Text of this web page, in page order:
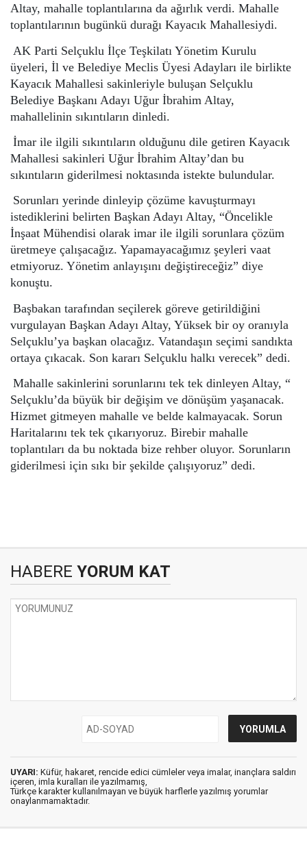
Altay, mahalle toplantılarına da ağırlık verdi. Mahalle
toplantılarının bugünkü durağı Kayacık Mahallesiydi.
AK Parti Selçuklu İlçe Teşkilatı Yönetim Kurulu
üyeleri, İl ve Belediye Meclis Üyesi Adayları ile birlikte
Kayacık Mahallesi sakinleriyle buluşan Selçuklu
Belediye Başkanı Adayı Uğur İbrahim Altay,
mahallelinin sıkıntıların dinledi.
İmar ile ilgili sıkıntıların olduğunu dile getiren Kayacık
Mahallesi sakinleri Uğur İbrahim Altay’dan bu
sıkıntıların giderilmesi noktasında istekte bulundular.
Sorunları yerinde dinleyip çözüme kavuşturmayı
istediklerini belirten Başkan Adayı Altay, “Öncelikle
İnşaat Mühendisi olarak imar ile ilgili sorunlara çözüm
üretmeye çalışacağız. Yapamayacağımız şeyleri vaat
etmiyoruz. Yönetim anlayışını değiştireceğiz” diye
konuştu.
Başbakan tarafından seçilerek göreve getirildiğini
vurgulayan Başkan Adayı Altay, Yüksek bir oy oranıyla
Selçuklu’ya başkan olacağız. Vatandaşın seçimi sandıkta
ortaya çıkacak. Son kararı Selçuklu halkı verecek” dedi.
Mahalle sakinlerini sorunlarını tek tek dinleyen Altay, “
Selçuklu’da büyük bir değişim ve dönüşüm yaşanacak.
Hizmet gitmeyen mahalle ve belde kalmayacak. Sorun
Haritalarını tek tek çıkarıyoruz. Birebir mahalle
toplantıları da bu noktada bize rehber oluyor. Sorunların
giderilmesi için sıkı bir şekilde çalışıyoruz” dedi.
HABERE YORUM KAT
UYARI: Küfür, hakaret, rencide edici cümleler veya imalar, inançlara saldırı
içeren, imla kuralları ile yazılmamış,
Türkçe karakter kullanılmayan ve büyük harflerle yazılmış yorumlar
onaylanmamaktadır.